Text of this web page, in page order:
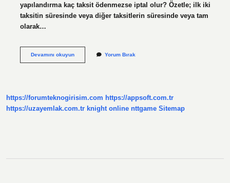
yapılandırma kaç taksit ödenmezse iptal olur? Özetle; ilk iki
taksitin süresinde veya diğer taksitlerin süresinde veya tam
olarak…
Devamını okuyun7440
Yorum Bırak
https://forumteknogirisim.com https://appsoft.com.tr
https://uzayemlak.com.tr knight online nttgame Sitemap